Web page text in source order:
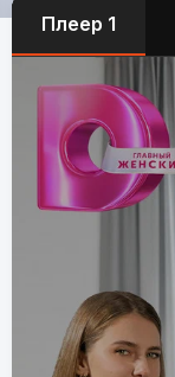
Плеер 1